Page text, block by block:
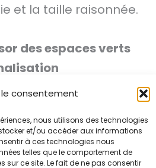
le consentement
nous utilisons des technologies
et/ou accéder aux informations
à ces technologies nous
telles que le comportement de
sur ce site. Le fait de ne pas consentir
et la taille raisonnée.
des espaces verts
, c’est
verts en France,
de grands parcs
Sausset en Seine-